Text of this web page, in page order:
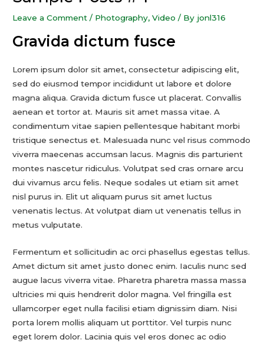
Leave a Comment / Photography,Video / By jonl316
Gravida dictum fusce
Lorem ipsum dolor sit amet, consectetur adipiscing elit,
sed do eiusmod tempor incididunt ut labore et dolore
magna aliqua. Gravida dictum fusce ut placerat. Convallis
aenean et tortor at. Mauris sit amet massa vitae. A
condimentum vitae sapien pellentesque habitant morbi
tristique senectus et. Malesuada nunc vel risus commodo
viverra maecenas accumsan lacus. Magnis dis parturient
montes nascetur ridiculus. Volutpat sed cras ornare arcu
dui vivamus arcu felis. Neque sodales ut etiam sit amet
nisl purus in. Elit ut aliquam purus sit amet luctus
venenatis lectus. At volutpat diam ut venenatis tellus in
metus vulputate.
Fermentum et sollicitudin ac orci phasellus egestas tellus.
Amet dictum sit amet justo donec enim. Iaculis nunc sed
augue lacus viverra vitae. Pharetra pharetra massa massa
ultricies mi quis hendrerit dolor magna. Vel fringilla est
ullamcorper eget nulla facilisi etiam dignissim diam. Nisi
porta lorem mollis aliquam ut porttitor. Vel turpis nunc
eget lorem dolor. Lacinia quis vel eros donec ac odio